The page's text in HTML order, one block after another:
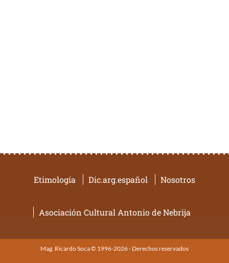
Etimología Dic.arg.español Nosotros
Asociación Cultural Antonio de Nebrija
Mag. Ricardo Soca © 1996-2026 - Derechos reservados